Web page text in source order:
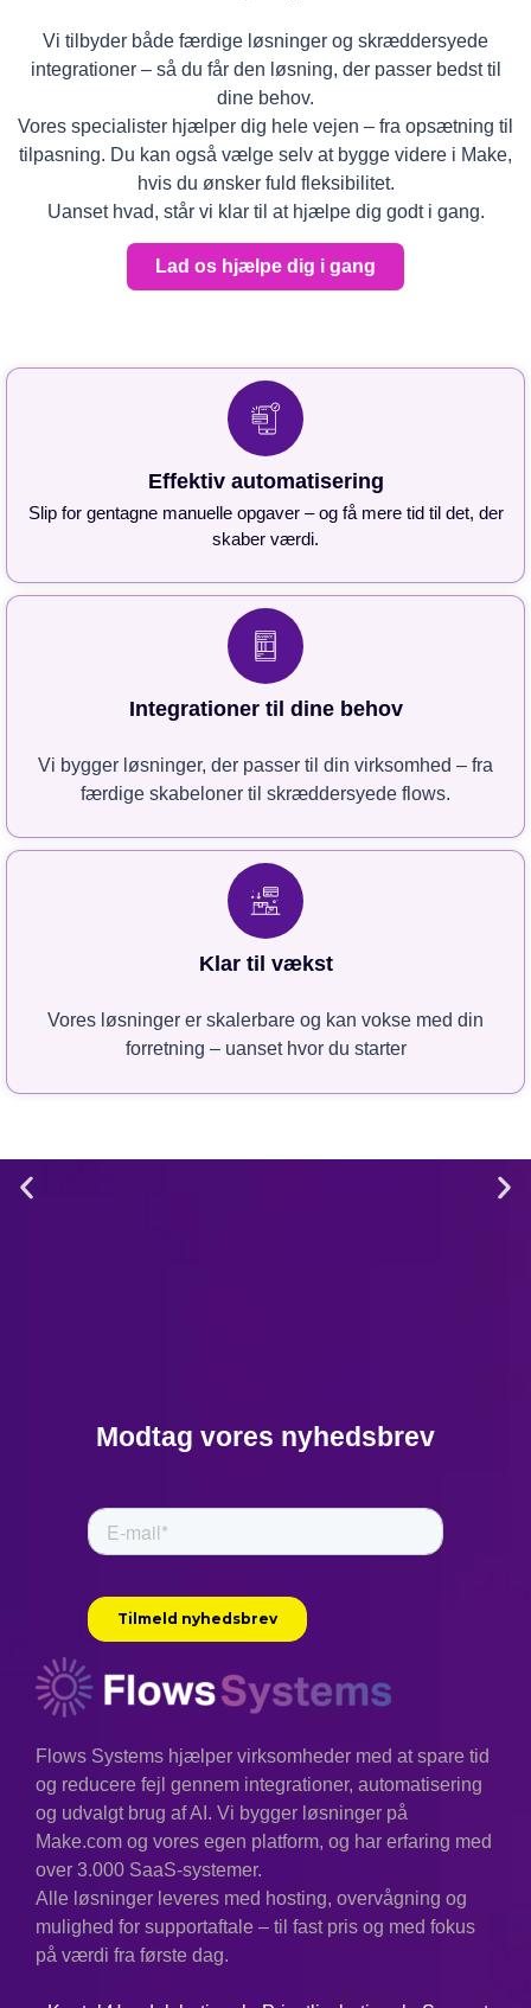
Vi tilbyder både færdige løsninger og skræddersyede
integrationer – så du får den løsning, der passer bedst til
dine behov.
Vores specialister hjælper dig hele vejen – fra opsætning til
tilpasning. Du kan også vælge selv at bygge videre i Make,
hvis du ønsker fuld fleksibilitet.
Uanset hvad, står vi klar til at hjælpe dig godt i gang.
Lad os hjælpe dig i gang
Effektiv automatisering
Slip for gentagne manuelle opgaver – og få mere tid til det, der
skaber værdi.
Integrationer til dine behov
Vi bygger løsninger, der passer til din virksomhed – fra
færdige skabeloner til skræddersyede flows.
Klar til vækst
Vores løsninger er skalerbare og kan vokse med din
forretning – uanset hvor du starter
thereafter our tools shape
allows us to adapt more
harmonizes systems and
creativity.”
"Cybernetics"
Kontekst:Wiener var banebrydende
inden for tanken om automatiseringens
effekt på både mennesker og maskiner
og så dens potentiale som et middel til
fremgang.
Modtag vores nyhedsbrev
Flows Systems hjælper virksomheder med at spare tid
og reducere fejl gennem integrationer, automatisering
og udvalgt brug af AI. Vi bygger løsninger på
Make.com og vores egen platform, og har erfaring med
over 3.000 SaaS-systemer.
Alle løsninger leveres med hosting, overvågning og
mulighed for supportaftale – til fast pris og med fokus
på værdi fra første dag.